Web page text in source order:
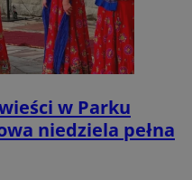
w Parku
niedziela pełna